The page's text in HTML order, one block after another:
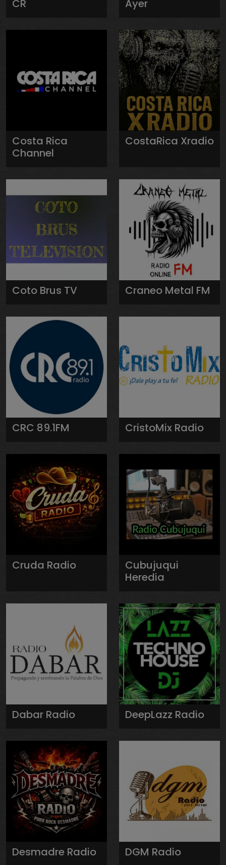
CR
Ayer
Costa Rica
Channel
CostaRica Xradio
Coto Brus TV Craneo Metal FM
CRC 89.1FM CristoMix Radio
Cruda Radio
Cubujuqui
Heredia
Dabar Radio DeepLazz Radio
Desmadre Radio DGM Radio